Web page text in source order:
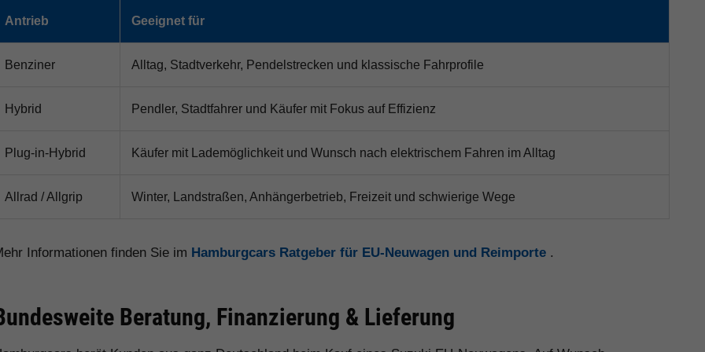
Antrieb Geeignet für
Benziner Alltag, Stadtverkehr, Pendelstrecken und klassische Fahrprofile
Hybrid Pendler, Stadtfahrer und Käufer mit Fokus auf Effizienz
Plug-in-Hybrid Käufer mit Lademöglichkeit und Wunsch nach elektrischem Fahren im Alltag
Allrad / Allgrip Winter, Landstraßen, Anhängerbetrieb, Freizeit und schwierige Wege
Informationen finden Sie im Hamburgcars Ratgeber für EU-Neuwagen und Reimporte .
Beratung, Finanzierung & Lieferung